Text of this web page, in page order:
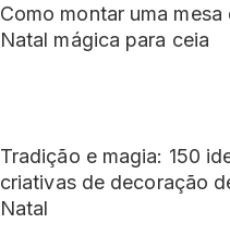
Como montar uma mesa
Natal mágica para ceia
Tradição e magia: 150
criativas de decoração
Natal